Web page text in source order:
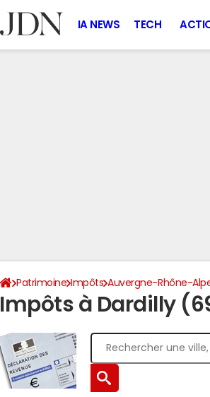
IA NEWS TECH
Patrimoine Impôts Auvergne-Rhône-
Impôts à Dardilly